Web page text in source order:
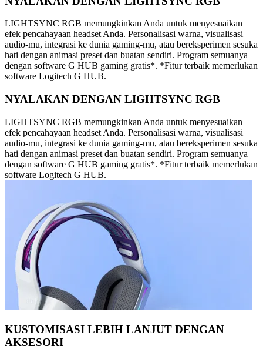
LIGHTSYNC RGB memungkinkan Anda untuk menyesuaikan
efek pencahayaan headset Anda. Personalisasi warna, visualisasi
audio-mu, integrasi ke dunia gaming-mu, atau bereksperimen sesuka
hati dengan animasi preset dan buatan sendiri. Program semuanya
dengan software G HUB gaming gratis*. *Fitur terbaik memerlukan
software Logitech G HUB.
NYALAKAN DENGAN LIGHTSYNC RGB
LIGHTSYNC RGB memungkinkan Anda untuk menyesuaikan
efek pencahayaan headset Anda. Personalisasi warna, visualisasi
audio-mu, integrasi ke dunia gaming-mu, atau bereksperimen sesuka
hati dengan animasi preset dan buatan sendiri. Program semuanya
dengan software G HUB gaming gratis*. *Fitur terbaik memerlukan
software Logitech G HUB.
KUSTOMISASI LEBIH LANJUT DENGAN
AKSESORI